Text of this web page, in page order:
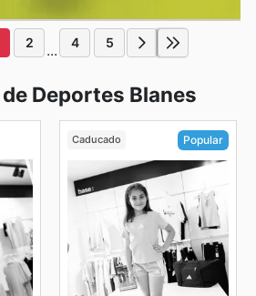
2 ... 4 5
Deportes Blanes
Caducado Popular